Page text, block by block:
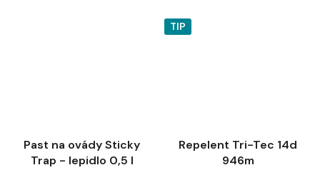
Past na ovády Sticky
Trap - lepidlo 0,5 l
TIP
Repelent Tri-Tec 14d
946m